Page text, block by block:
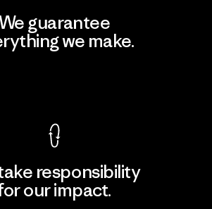
guarantee
we make.
responsibility
our impact.